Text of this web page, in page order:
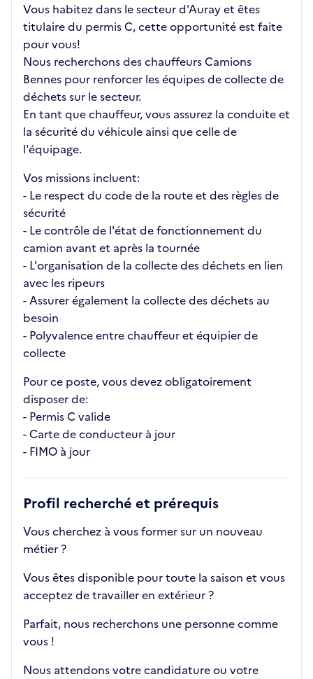
Vous habitez dans le secteur d'Auray et êtes
titulaire du permis C, cette opportunité est faite
pour vous!
Nous recherchons des chauffeurs Camions
Bennes pour renforcer les équipes de collecte de
déchets sur le secteur.
En tant que chauffeur, vous assurez la conduite et
la sécurité du véhicule ainsi que celle de
l'équipage.
Vos missions incluent:
- Le respect du code de la route et des règles de
sécurité
- Le contrôle de l'état de fonctionnement du
camion avant et après la tournée
- L'organisation de la collecte des déchets en lien
avec les ripeurs
- Assurer également la collecte des déchets au
besoin
- Polyvalence entre chauffeur et équipier de
collecte
Pour ce poste, vous devez obligatoirement
disposer de:
- Permis C valide
- Carte de conducteur à jour
- FIMO à jour
Profil recherché et prérequis
Vous cherchez à vous former sur un nouveau
métier ?
Vous êtes disponible pour toute la saison et vous
acceptez de travailler en extérieur ?
Parfait, nous recherchons une personne comme
vous !
Nous attendons votre candidature ou votre